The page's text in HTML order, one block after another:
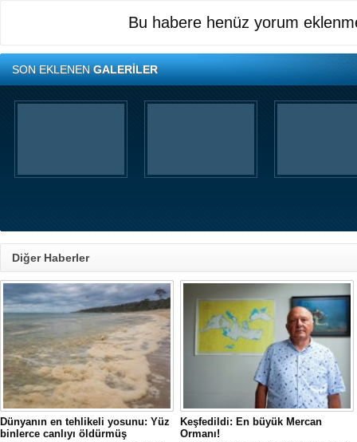
Bu habere henüz yorum
SON EKLENENGALERİLER
Diğer Haberler
Dünyanın en tehlikeli yosunu: Yüz
binlerce canlıyı öldürmüş
Keşfedildi: En büyük Mercan
Ormanı!